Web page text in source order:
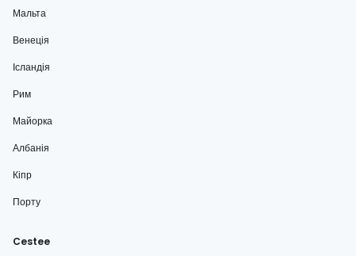
Мальта
Венеція
Ісландія
Рим
Майорка
Албанія
Кіпр
Порту
Cestee